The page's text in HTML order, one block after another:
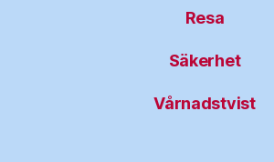
Resa
Säkerhet
Vårnadstvist